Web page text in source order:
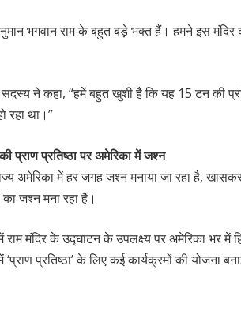
भगवान राम के बहुत बड़े भक्त हैं। हमने इस मंदिर
ने कहा, “हमें बहुत खुशी है कि यह 15 टन की
रहा था।”
प्राण प्रतिष्ठा पर अमेरिका में जश्न
अमेरिका में हर जगह जश्न मनाया जा रहा है,
का जश्न मना रहा है।
राम मंदिर के उद्घाटन के उपलक्ष्य पर अमेरिका भर
‘प्राण प्रतिष्ठा’ के लिए कई कार्यक्रमों की योजना